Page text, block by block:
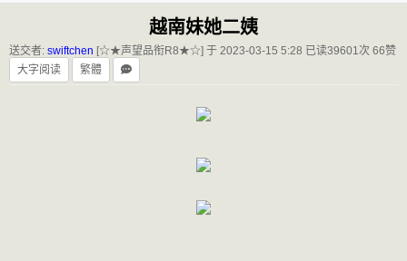
越南妹她二姨
送交者: swiftchen [☆★声望品衔R8★☆] 于 2023-03-15 5:28 已读39601次 66赞
大字阅读
繁體